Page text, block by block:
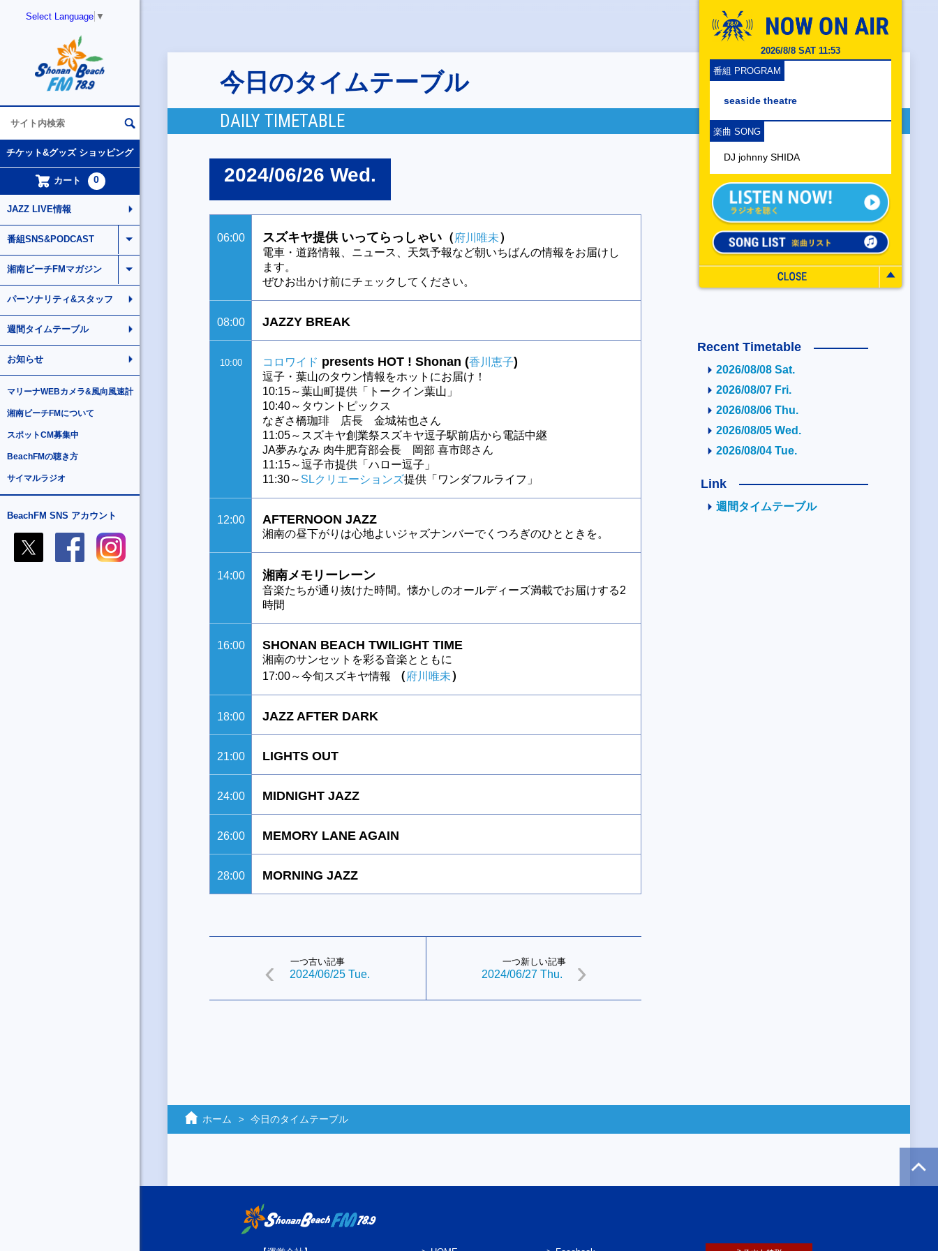
Select Language ▼
2026/8/8 SAT 11:53
番組 PROGRAM
seaside theatre
楽曲 SONG
DJ johnny SHIDA
チケット&グッズ ショッピング
カート 0
JAZZ LIVE情報
番組SNS&PODCAST
湘南ビーチFMマガジン
パーソナリティ&スタッフ
週間タイムテーブル
お知らせ
マリーナWEBカメラ&風向風速計
湘南ビーチFMについて
スポットCM募集中
BeachFMの聴き方
サイマルラジオ
BeachFM SNS アカウント
今日のタイムテーブル
DAILY TIMETABLE
2024/06/26 Wed.
06:00 スズキヤ提供 いってらっしゃい（ 府川唯未）
電車・道路情報、ニュース、天気予報など朝いちばんの情報をお届けし
ます。
ぜひお出かけ前にチェックしてください。
08:00 JAZZY BREAK
10:00 コロワイド presents HOT ! Shonan (香川恵子)
逗子・葉山のタウン情報をホットにお届け！
10:15～葉山町提供「トークイン葉山」
10:40～タウントピックス
なぎさ橋珈琲 店長 金城祐也さん
11:05～スズキヤ創業祭スズキヤ逗子駅前店から電話中継
JA夢みなみ 肉牛肥育部会長 岡部 喜市郎さん
11:15～逗子市提供「ハロー逗子」
11:30～ SLクリエーションズ提供「ワンダフルライフ」
12:00 AFTERNOON JAZZ
湘南の昼下がりは心地よいジャズナンバーでくつろぎのひとときを。
14:00 湘南メモリーレーン
音楽たちが通り抜けた時間。懐かしのオールディーズ満載でお届けする2
時間
16:00 SHONAN BEACH TWILIGHT TIME
湘南のサンセットを彩る音楽とともに
17:00～今旬スズキヤ情報
（ 府川唯未）
18:00 JAZZ AFTER DARK
21:00 LIGHTS OUT
24:00 MIDNIGHT JAZZ
26:00 MEMORY LANE AGAIN
28:00 MORNING JAZZ
一つ古い記事
2024/06/25 Tue.
一つ新しい記事
2024/06/27 Thu.
Recent Timetable
2026/08/08 Sat.
2026/08/07 Fri.
2026/08/06 Thu.
2026/08/05 Wed.
2026/08/04 Tue.
Link
週間タイムテーブル
ホーム 今日のタイムテーブル